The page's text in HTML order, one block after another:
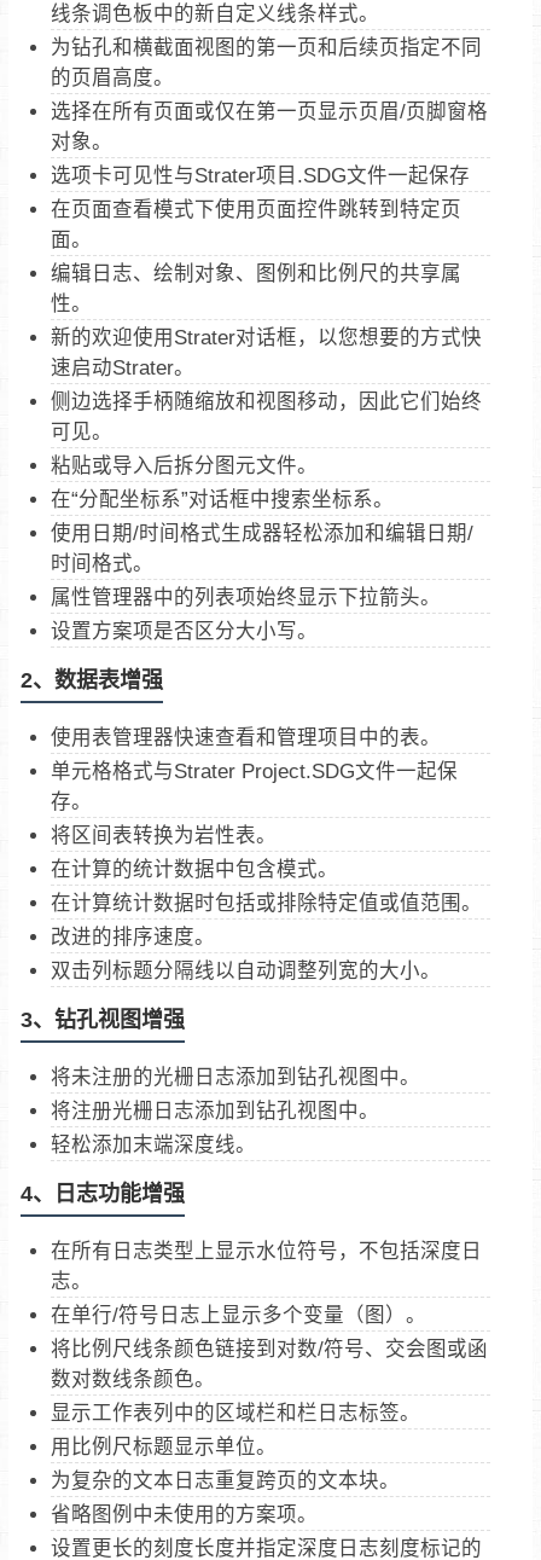
线条调色板中的新自定义线条样式。
为钻孔和横截面视图的第一页和后续页指定不同
的页眉高度。
选择在所有页面或仅在第一页显示页眉/页脚窗格
对象。
选项卡可见性与Strater项目.SDG文件一起保存
在页面查看模式下使用页面控件跳转到特定页
面。
编辑日志、绘制对象、图例和比例尺的共享属
性。
新的欢迎使用Strater对话框，以您想要的方式快
速启动Strater。
侧边选择手柄随缩放和视图移动，因此它们始终
可见。
粘贴或导入后拆分图元文件。
在“分配坐标系”对话框中搜索坐标系。
使用日期/时间格式生成器轻松添加和编辑日期/
时间格式。
属性管理器中的列表项始终显示下拉箭头。
设置方案项是否区分大小写。
2、数据表增强
使用表管理器快速查看和管理项目中的表。
单元格格式与Strater Project.SDG文件一起保
存。
将区间表转换为岩性表。
在计算的统计数据中包含模式。
在计算统计数据时包括或排除特定值或值范围。
改进的排序速度。
双击列标题分隔线以自动调整列宽的大小。
3、钻孔视图增强
将未注册的光栅日志添加到钻孔视图中。
将注册光栅日志添加到钻孔视图中。
轻松添加末端深度线。
4、日志功能增强
在所有日志类型上显示水位符号，不包括深度日
志。
在单行/符号日志上显示多个变量（图）。
将比例尺线条颜色链接到对数/符号、交会图或函
数对数线条颜色。
显示工作表列中的区域栏和栏日志标签。
用比例尺标题显示单位。
为复杂的文本日志重复跨页的文本块。
省略图例中未使用的方案项。
设置更长的刻度长度并指定深度日志刻度标记的